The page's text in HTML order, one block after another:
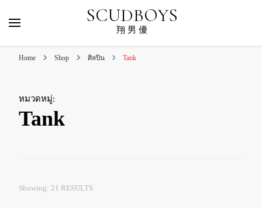
SCUDBOYS
翔 男 優
Home Shop ศิลปิน Tank
หมวดหมู่:
Tank
Showing: 21 RESULTS